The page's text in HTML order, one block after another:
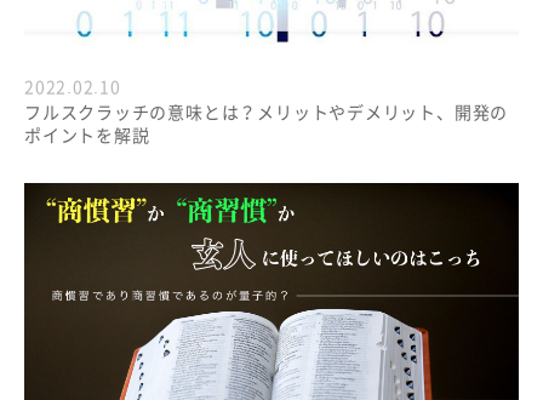
2022.02.10
フルスクラッチの意味とは？メリットやデメリット、開発の
ポイントを解説